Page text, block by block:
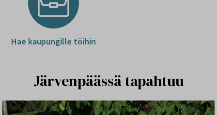
Hae kaupungille töihin
Järvenpäässä tapahtuu